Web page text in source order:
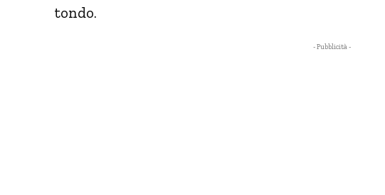
tondo.
- Pubblicità -